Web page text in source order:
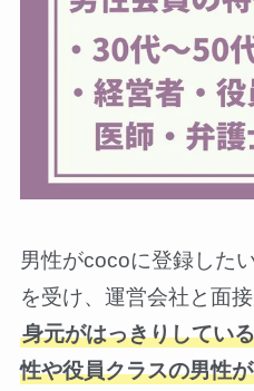
男性がcocoに登録した
を受け、運営会社と面
身元がはっきりしてい
性や役員クラスの男性